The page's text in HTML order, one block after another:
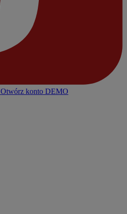
Otwórz konto DEMO